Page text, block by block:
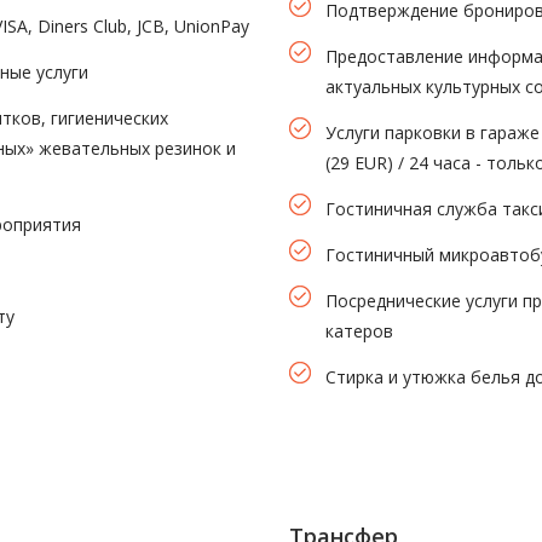
Diners Club, JCB, UnionPay
услуги
гигиенических
жевательных резинок и
Подтверждение
Предоставление
актуальных культурных
Услуги парковки в
(29 EUR) / 24 часа -
Гостиничная служба
Гостиничный
Посреднические услуги
катеров
Стирка и утюжка белья
Трансфер